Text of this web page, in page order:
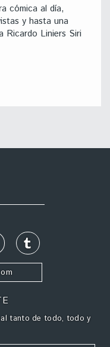
cómica al día,
y hasta una
Ricardo Liniers Siri
al tanto de todo, todo y